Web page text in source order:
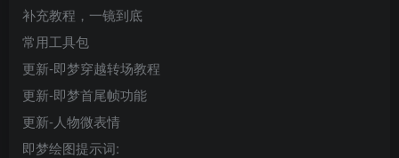
补充教程，一镜到底
常用工具包
更新-即梦穿越转场教程
更新-即梦首尾帧功能
更新-人物微表情
即梦绘图提示词: